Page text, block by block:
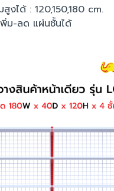
สูงได้ : 120,150,180 cm.
พิ่ม-ลด แผ่นชั้นได้